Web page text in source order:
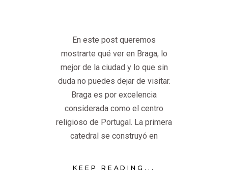
En este post queremos
mostrarte qué ver en Braga, lo
mejor de la ciudad y lo que sin
duda no puedes dejar de visitar.
Braga es por excelencia
considerada como el centro
religioso de Portugal. La primera
catedral se construyó en
KEEP READING...